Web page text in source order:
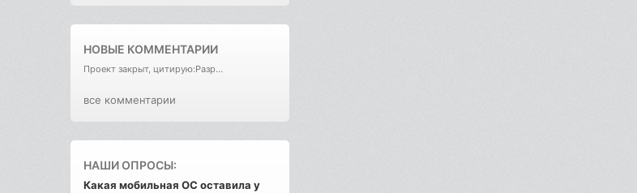
НОВЫЕ КОММЕНТАРИИ
Проект закрыт, цитирую:Разр...
все комментарии
НАШИ ОПРОСЫ:
Какая мобильная ОС оставила у